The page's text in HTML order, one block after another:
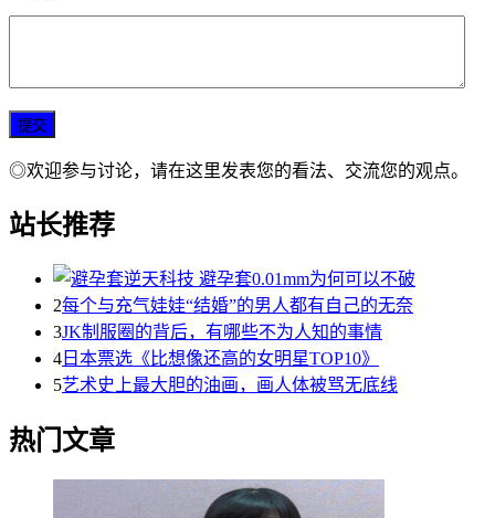
◎欢迎参与讨论，请在这里发表您的看法、交流您的观点。
站长推荐
2每个与充气娃娃“结婚”的男人都有自己的无奈
3JK制服圈的背后，有哪些不为人知的事情
4 日本票选《比想像还高的女明星TOP10》
5艺术史上最大胆的油画，画人体被骂无底线
热门文章